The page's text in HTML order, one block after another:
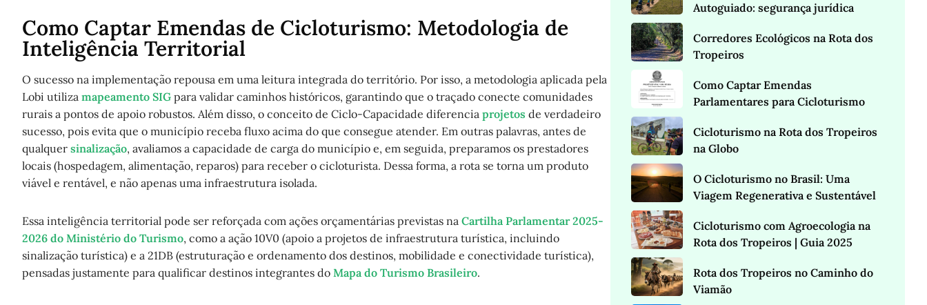
Como Captar Emendas de Cicloturismo: Metodologia de
Inteligência Territorial
O sucesso na implementação repousa em uma leitura integrada do território. Por isso, a metodologia aplicada pela
Lobi utiliza mapeamento SIG para validar caminhos históricos, garantindo que o traçado conecte comunidades
rurais a pontos de apoio robustos. Além disso, o conceito de Ciclo-Capacidade diferencia projetos de verdadeiro
sucesso, pois evita que o município receba fluxo acima do que consegue atender. Em outras palavras, antes de
qualquer sinalização, avaliamos a capacidade de carga do município e, em seguida, preparamos os prestadores
locais (hospedagem, alimentação, reparos) para receber o cicloturista. Dessa forma, a rota se torna um produto
viável e rentável, e não apenas uma infraestrutura isolada.
Essa inteligência territorial pode ser reforçada com ações orçamentárias previstas na Cartilha Parlamentar 2025-
2026 do Ministério do Turismo, como a ação 10V0 (apoio a projetos de infraestrutura turística, incluindo
sinalização turística) e a 21DB (estruturação e ordenamento dos destinos, mobilidade e conectividade turística),
pensadas justamente para qualificar destinos integrantes do Mapa do Turismo Brasileiro.
Autoguiado: segurança jurídica
Corredores Ecológicos na Rota dos
Tropeiros
Como Captar Emendas
Parlamentares para Cicloturismo
Cicloturismo na Rota dos Tropeiros
na Globo
O Cicloturismo no Brasil: Uma
Viagem Regenerativa e Sustentável
Cicloturismo com Agroecologia na
Rota dos Tropeiros | Guia 2025
Rota dos Tropeiros no Caminho do
Viamão